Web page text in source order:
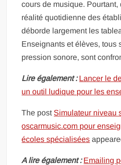
cours de musique. Pourtant,
réalité quotidienne des
déborde largement les
Enseignants et élèves, tous
pression sonore, sont
Lire également : Lancer le
un outil ludique pour les
The post Simulateur niveau
oscarmusic.com pour
écoles spécialisées
A lire également : Emailing